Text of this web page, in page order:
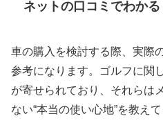
ネットの口コミでわか
車の購入を検討する際、実際
参考になります。ゴルフに関
が寄せられており、それらは
ない“本当の使い心地”を教えて